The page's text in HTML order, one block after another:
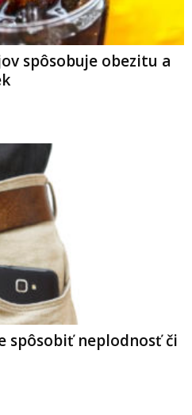
spôsobuje obezitu a
spôsobiť neplodnosť či